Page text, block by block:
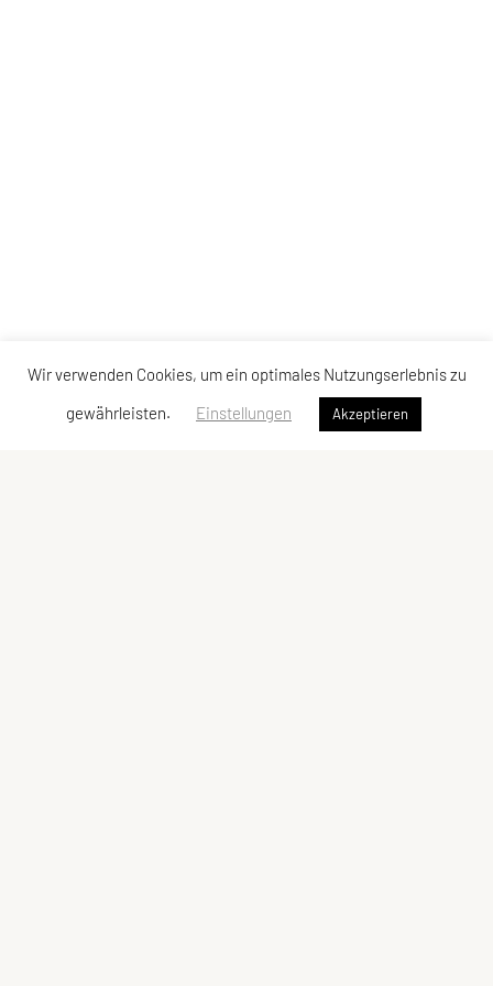
Wir verwenden Cookies, um ein optimales Nutzungserlebnis zu
gewährleisten.
Einstellungen Akzeptieren